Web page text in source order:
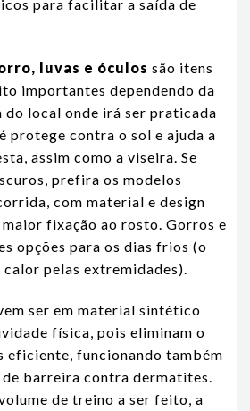
para facilitar a saída de
luvas e óculos são itens
importantes dependendo da
local onde irá ser praticada
protege contra o sol e ajuda a
assim como a viseira. Se
prefira os modelos
com material e design
fixação ao rosto. Gorros e
opções para os dias frios (o
pelas extremidades).
ser em material sintético
física, pois eliminam o
eficiente, funcionando também
barreira contra dermatites.
de treino a ser feito, a